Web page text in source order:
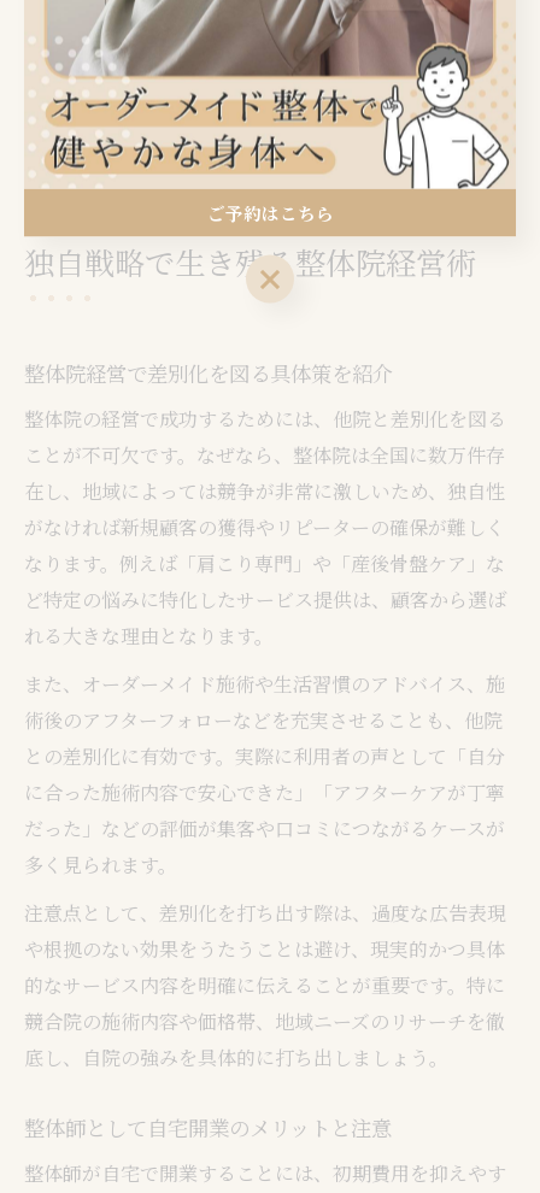
資格や届出の有無は、顧客からの信頼や業界内での評価
にも影響します。開業前に関連団体や専門家に相談し、
法令遵守と安心・安全な経営体制を整えることが、長期
的な成功への第一歩です。
独自戦略で生き残る整体院経営術
整体院経営で差別化を図る具体策を紹介
整体院の経営で成功するためには、他院と差別化を図る
ことが不可欠です。なぜなら、整体院は全国に数万件存
在し、地域によっては競争が非常に激しいため、独自性
がなければ新規顧客の獲得やリピーターの確保が難しく
なります。例えば「肩こり専門」や「産後骨盤ケア」な
ど特定の悩みに特化したサービス提供は、顧客から選ば
れる大きな理由となります。
また、オーダーメイド施術や生活習慣のアドバイス、施
術後のアフターフォローなどを充実させることも、他院
との差別化に有効です。実際に利用者の声として「自分
に合った施術内容で安心できた」「アフターケアが丁寧
だった」などの評価が集客や口コミにつながるケースが
多く見られます。
注意点として、差別化を打ち出す際は、過度な広告表現
や根拠のない効果をうたうことは避け、現実的かつ具体
的なサービス内容を明確に伝えることが重要です。特に
競合院の施術内容や価格帯、地域ニーズのリサーチを徹
底し、自院の強みを具体的に打ち出しましょう。
整体師として自宅開業のメリットと注意
整体師が自宅で開業することには、初期費用を抑えやす
ご予約はこちら
ご予約はこちら